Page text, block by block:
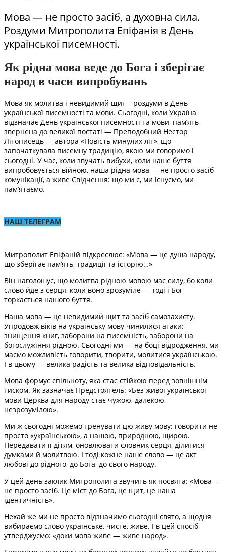
Мова — не просто засіб, а духовна сила.
Роздуми Митрополита Епіфанія в День
української писемності.
Як рідна мова веде до Бога і зберігає
народ в часи випробувань
Мова як молитва і невидимий щит – роздуми в День
української писемності та мови. Сьогодні, коли Україна
відзначає День української писемності та мови, пам’ять
звернена до великої постаті — Преподобний Нестор
Літописець — автора «Повість минулих літ», що
започаткувала писемну традицію, якою ми говоримо і
сьогодні. У час, коли звучать вибухи, коли наше буття
випробовується війною, наша рідна мова — не просто засіб
комунікації, а живе Свідчення: що ми є, ми існуємо, ми
пам’ятаємо.
НАШ ТЕЛЕГРАМ
Митрополит Епіфаній підкреслює: «Мова — це душа народу,
що зберігає пам’ять, традиції та історію…»
Він наголошує, що молитва рідною мовою має силу, бо коли
слово йде з серця, коли воно зрозуміле — тоді і Бог
торкається нашого буття.
Наша мова — це невидимий щит та засіб самозахисту.
Упродовж віків на українську мову чинилися атаки:
знищення книг, заборони на писемність, заборони на
богослужіння рідною. Сьогодні ми — на боці відродження, ми
маємо можливість говорити, творити, молитися українською.
І в цьому — велика радість та велика відповідальність.
Мова формує спільноту, яка стає стійкою перед зовнішнім
тиском. Як зазначає Предстоятель: «Без живої української
мови Церква для народу стає чужою, далекою,
незрозумілою».
Ми ж сьогодні можемо тренувати цю живу мову: говорити не
просто «українською», а нашою, природною, щирою.
Передавати її дітям, оновлювати словник серця, ділитися
думками й молитвою. І тоді кожне наше слово — це акт
любові до рідного, до Бога, до свого народу.
У цей день заклик Митрополита звучить як посвята: «Мова —
не просто засіб. Це міст до Бога, це щит, це наша
ідентичність».
Нехай же ми не просто відзначимо сьогодні свято, а щодня
вибираємо слово українське, чисте, живе. І в цей спосіб
утверджуємо: «доки мова живе — живе народ».